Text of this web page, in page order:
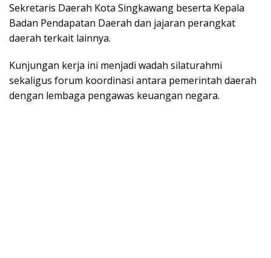
Sekretaris Daerah Kota Singkawang beserta Kepala
Badan Pendapatan Daerah dan jajaran perangkat
daerah terkait lainnya.
Kunjungan kerja ini menjadi wadah silaturahmi
sekaligus forum koordinasi antara pemerintah daerah
dengan lembaga pengawas keuangan negara.